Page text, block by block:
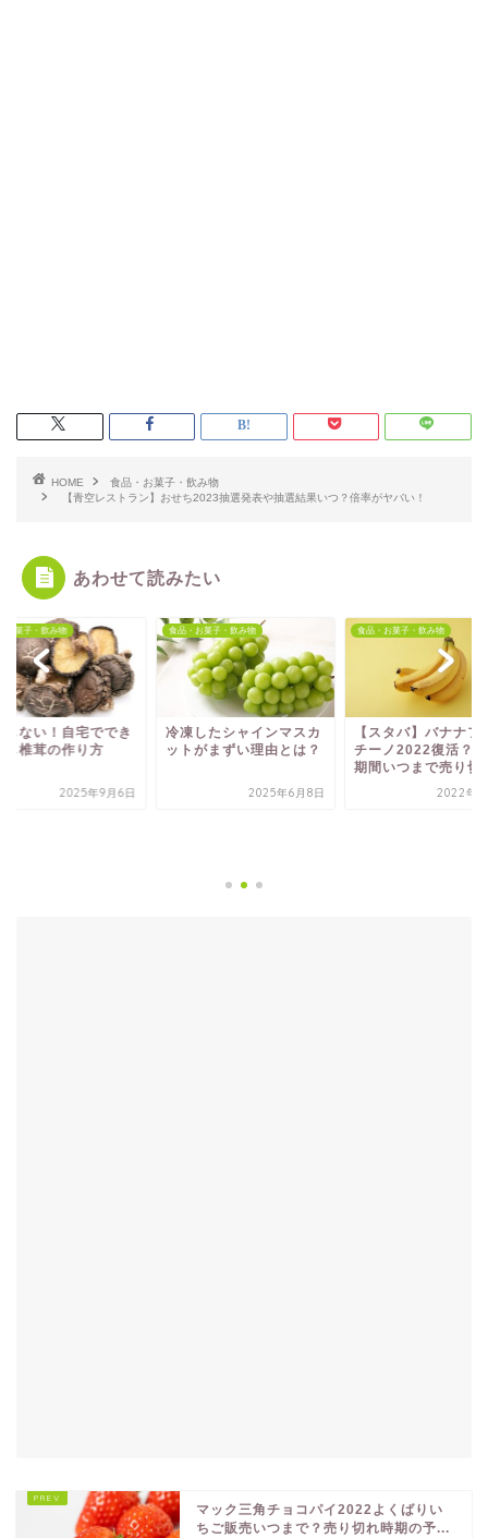
HOME
食品・お菓子・飲み物
【青空レストラン】おせち2023抽選発表や抽選結果いつ？倍率がヤバい！
あわせて読みたい
お菓子・飲み物
したシャインマスカ
がまずい理由とは？
2025年6月8日
食品・お菓子・飲み物
【スタバ】バナナフラペ
チーノ2022復活？販売
2022年4月1日
食品・お菓子・飲み物
マック三角チョコパイ2022よくばりい
ちご販売いつまで？売り切れ時期の予...